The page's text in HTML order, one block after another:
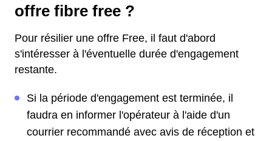
offre fibre free ?
Pour résilier une offre Free, il faut d'abord
s'intéresser à l'éventuelle durée d'engagement
restante.
Si la période d'engagement est terminée, il
faudra en informer l'opérateur à l'aide d'un
courrier recommandé avec avis de réception et